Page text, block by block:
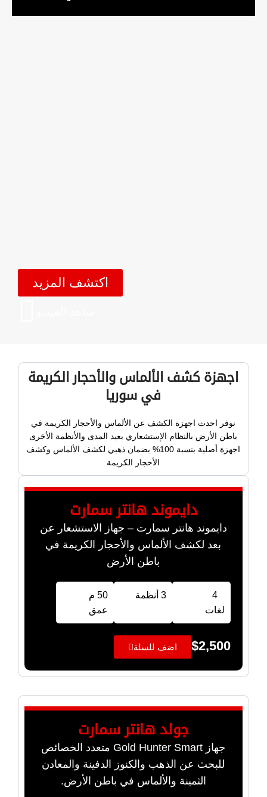
اكتشف المزيد
اجهزة كشف الألماس والأحجار الكريمة
في سوريا
نوفر احدث اجهزة الكشف عن الألماس والأحجار الكريمة في
باطن الأرض بالنظام الإستشعاري بعيد المدى والأنظمة الأخرى
اجهزة أصلية بنسبة 100% بضمان ذهبي لكشف الألماس وكشف
الأحجار الكريمة
دايموند هانتر سمارت
دايموند هانتر سمارت – جهاز الاستشعار عن
بعد لكشف الألماس والأحجار الكريمة في
باطن الأرض
4
لغات
3 أنظمة
50 م
عمق
$2,500 اضف للسلة
جولد هانتر سمارت
جهاز Gold Hunter Smart متعدد الخصائص
للبحث عن الذهب والكنوز الدفينة والمعادن
الثمينة والألماس في باطن الأرض.